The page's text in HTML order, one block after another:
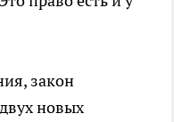
закон
новых